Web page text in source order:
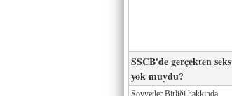
SSCB'de gerçekten seks
yok muydu?
Sovyetler Birliği hakkında